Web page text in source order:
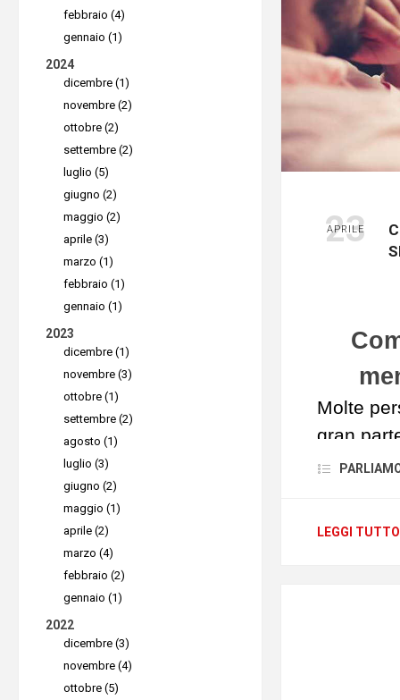
scelta
Le
desktop
leggero
bisogno
esperti.
web
Per un
23
APRILE
Molte
gran
dirigenti
ancora
lavoro a
su
LEGGI TUTTO
febbraio (4)
gennaio (1)
2024
dicembre (1)
novembre (2)
ottobre (2)
settembre (2)
luglio (5)
giugno (2)
maggio (2)
aprile (3)
marzo (1)
febbraio (1)
gennaio (1)
2023
dicembre (1)
novembre (3)
ottobre (1)
settembre (2)
agosto (1)
luglio (3)
giugno (2)
maggio (1)
aprile (2)
marzo (4)
febbraio (2)
gennaio (1)
2022
dicembre (3)
novembre (4)
ottobre (5)